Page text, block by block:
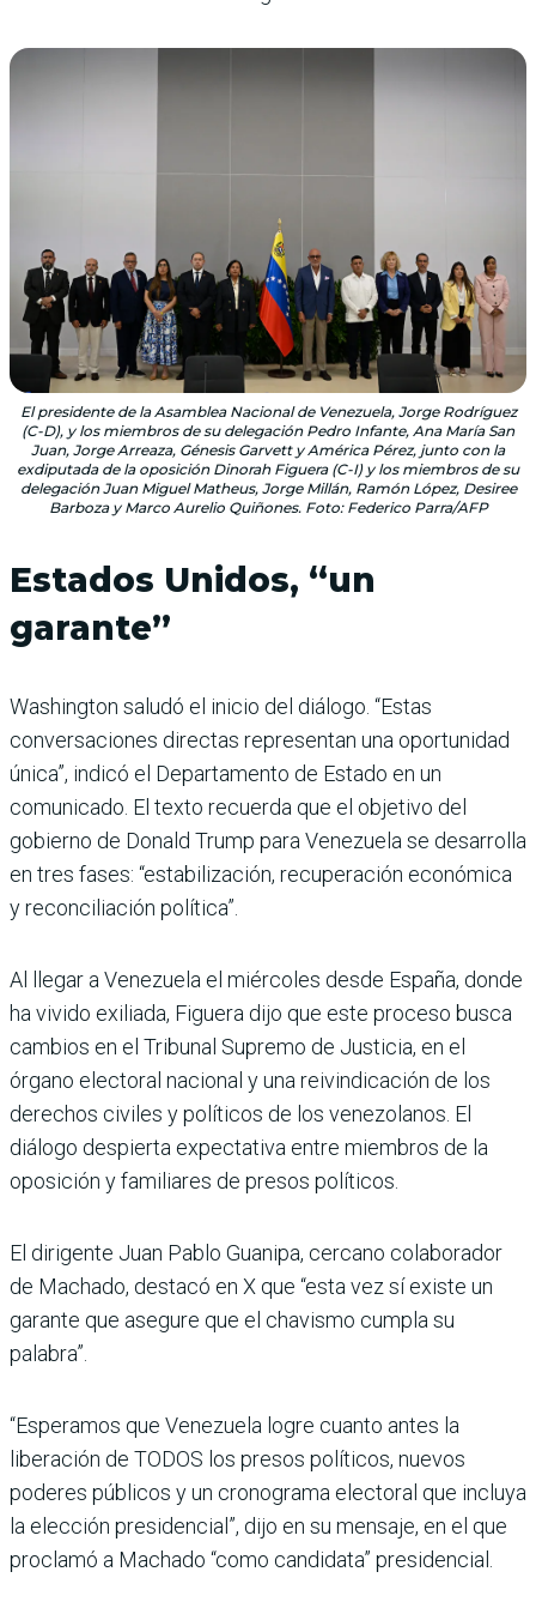
El presidente de la Asamblea Nacional de Venezuela, Jorge Rodríguez
(C-D), y los miembros de su delegación Pedro Infante, Ana María San
Juan, Jorge Arreaza, Génesis Garvett y América Pérez, junto con la
exdiputada de la oposición Dinorah Figuera (C-I) y los miembros de su
delegación Juan Miguel Matheus, Jorge Millán, Ramón López, Desiree
Barboza y Marco Aurelio Quiñones. Foto: Federico Parra/AFP
Estados Unidos, “un
garante”
Washington saludó el inicio del diálogo. “Estas
conversaciones directas representan una oportunidad
única”, indicó el Departamento de Estado en un
comunicado. El texto recuerda que el objetivo del
gobierno de Donald Trump para Venezuela se desarrolla
en tres fases: “estabilización, recuperación económica
y reconciliación política”.
Al llegar a Venezuela el miércoles desde España, donde
ha vivido exiliada, Figuera dijo que este proceso busca
cambios en el Tribunal Supremo de Justicia, en el
órgano electoral nacional y una reivindicación de los
derechos civiles y políticos de los venezolanos. El
diálogo despierta expectativa entre miembros de la
oposición y familiares de presos políticos.
El dirigente Juan Pablo Guanipa, cercano colaborador
de Machado, destacó en X que “esta vez sí existe un
garante que asegure que el chavismo cumpla su
palabra”.
“Esperamos que Venezuela logre cuanto antes la
liberación de TODOS los presos políticos, nuevos
poderes públicos y un cronograma electoral que incluya
la elección presidencial”, dijo en su mensaje, en el que
proclamó a Machado “como candidata” presidencial.